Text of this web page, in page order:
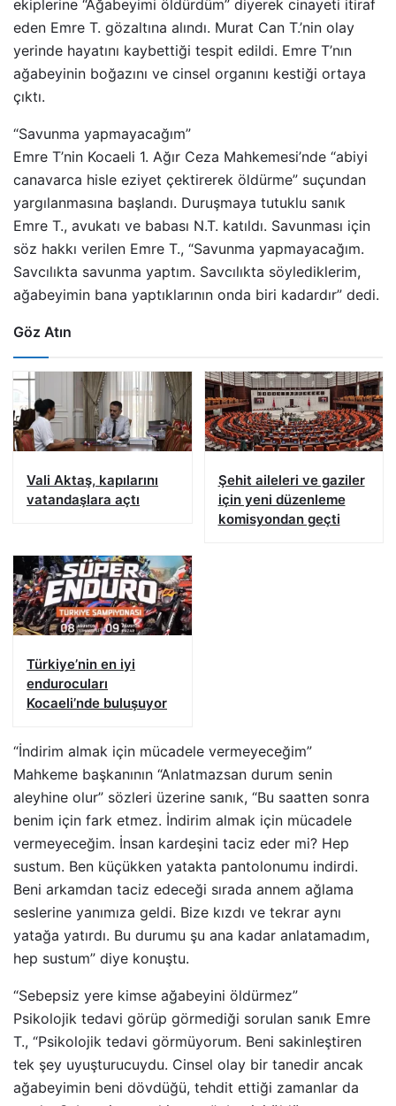
ekiplerine “Ağabeyimi öldürdüm” diyerek cinayeti itiraf
eden Emre T. gözaltına alındı. Murat Can T.’nin olay
yerinde hayatını kaybettiği tespit edildi. Emre T’nın
ağabeyinin boğazını ve cinsel organını kestiği ortaya
çıktı.
“Savunma yapmayacağım”
Emre T’nin Kocaeli 1. Ağır Ceza Mahkemesi’nde “abiyi
canavarca hisle eziyet çektirerek öldürme” suçundan
yargılanmasına başlandı. Duruşmaya tutuklu sanık
Emre T., avukatı ve babası N.T. katıldı. Savunması için
söz hakkı verilen Emre T., “Savunma yapmayacağım.
Savcılıkta savunma yaptım. Savcılıkta söylediklerim,
ağabeyimin bana yaptıklarının onda biri kadardır” dedi.
Göz Atın
Vali Aktaş, kapılarını
vatandaşlara açtı
Şehit aileleri ve gaziler
için yeni düzenleme
komisyondan geçti
Türkiye’nin en iyi
endurocuları
Kocaeli’nde buluşuyor
“İndirim almak için mücadele vermeyeceğim”
Mahkeme başkanının “Anlatmazsan durum senin
aleyhine olur” sözleri üzerine sanık, “Bu saatten sonra
benim için fark etmez. İndirim almak için mücadele
vermeyeceğim. İnsan kardeşini taciz eder mi? Hep
sustum. Ben küçükken yatakta pantolonumu indirdi.
Beni arkamdan taciz edeceği sırada annem ağlama
seslerine yanımıza geldi. Bize kızdı ve tekrar aynı
yatağa yatırdı. Bu durumu şu ana kadar anlatamadım,
hep sustum” diye konuştu.
“Sebepsiz yere kimse ağabeyini öldürmez”
Psikolojik tedavi görüp görmediği sorulan sanık Emre
T., “Psikolojik tedavi görmüyorum. Beni sakinleştiren
tek şey uyuşturucuydu. Cinsel olay bir tanedir ancak
ağabeyimin beni dövdüğü, tehdit ettiği zamanlar da